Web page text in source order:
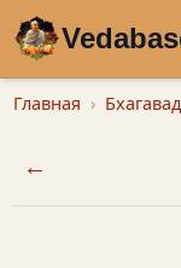
Главная
←